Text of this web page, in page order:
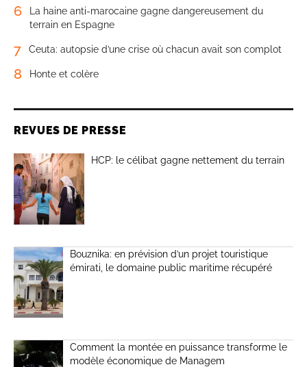
6
La haine anti-marocaine gagne dangereusement du
terrain en Espagne
7 Ceuta: autopsie d’une crise où chacun avait son complot
8 Honte et colère
REVUES DE PRESSE
HCP: le célibat gagne nettement du terrain
Bouznika: en prévision d’un projet touristique
émirati, le domaine public maritime récupéré
Comment la montée en puissance transforme le
modèle économique de Managem